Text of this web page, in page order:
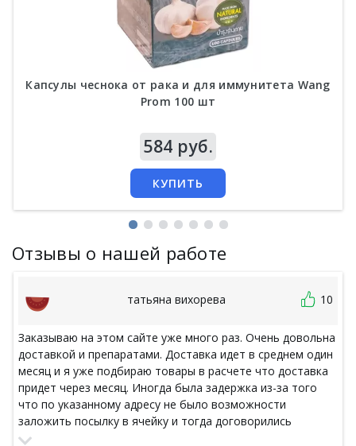
Капсулы чеснока от рака и для иммунитета Wang
Prom 100 шт
584 руб.
КУПИТЬ
Отзывы о нашей работе
татьяна вихорева 10
Заказываю на этом сайте уже много раз. Очень довольна
доставкой и препаратами. Доставка идет в среднем один
месяц и я уже подбираю товары в расчете что доставка
придет через месяц. Иногда была задержка из-за того
что по указанному адресу не было возможности
заложить посылку в ячейку и тогда договорились
доставить на домашний адрес. Все доставлено точно в